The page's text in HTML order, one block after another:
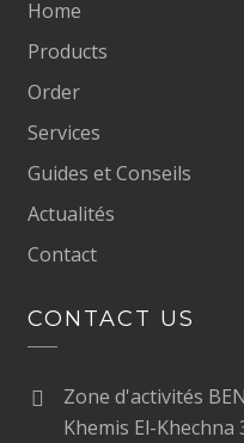
Home
Products
Order
Services
Guides et Conseils
Actualités
Contact
CONTACT US
Zone d'activités
Khemis El-Khechna